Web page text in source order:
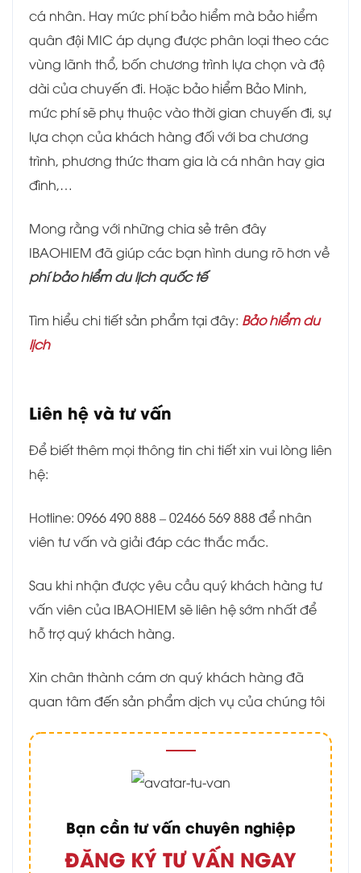
cá nhân. Hay mức phí bảo hiểm mà bảo hiểm
quân đội MIC áp dụng được phân loại theo các
vùng lãnh thổ, bốn chương trình lựa chọn và độ
dài của chuyến đi. Hoặc bảo hiểm Bảo Minh,
mức phí sẽ phụ thuộc vào thời gian chuyến đi, sự
lựa chọn của khách hàng đối với ba chương
trình, phương thức tham gia là cá nhân hay gia
đình,…
Mong rằng với những chia sẻ trên đây
IBAOHIEM đã giúp các bạn hình dung rõ hơn về
phí bảo hiểm du lịch quốc tế
Tìm hiểu chi tiết sản phẩm tại đây: Bảo hiểm du
lịch
Liên hệ và tư vấn
Để biết thêm mọi thông tin chi tiết xin vui lòng liên
hệ:
Hotline: 0966 490 888 – 02466 569 888 để nhân
viên tư vấn và giải đáp các thắc mắc.
Sau khi nhận được yêu cầu quý khách hàng tư
vấn viên của IBAOHIEM sẽ liên hệ sớm nhất để
hỗ trợ quý khách hàng.
Xin chân thành cám ơn quý khách hàng đã
quan tâm đến sản phẩm dịch vụ của chúng tôi
Bạn cần tư vấn chuyên nghiệp
ĐĂNG KÝ TƯ VẤN NGAY